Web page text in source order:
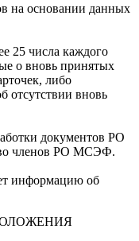
на основании данных
25 числа каждого
о вновь принятых
либо
вновь
документов РО
членов РО МСЭФ.
информацию об